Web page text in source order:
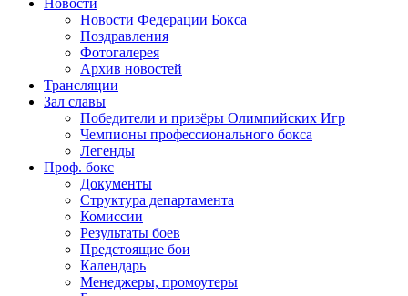
Новости
Новости Федерации Бокса
Поздравления
Фотогалерея
Архив новостей
Трансляции
Зал славы
Победители и призёры Олимпийских Игр
Чемпионы профессионального бокса
Легенды
Проф. бокс
Документы
Структура департамента
Комиссии
Результаты боев
Предстоящие бои
Календарь
Менеджеры, промоутеры